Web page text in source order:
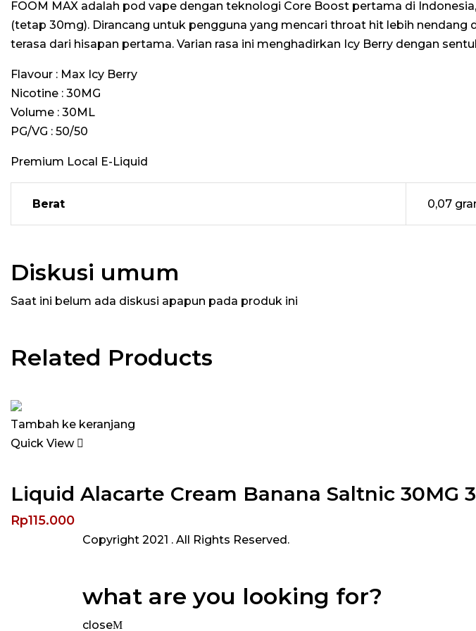
FOOM MAX adalah pod vape dengan teknologi Core Boost pertama di
(tetap 30mg). Dirancang untuk pengguna yang mencari throat hit lebih
terasa dari hisapan pertama. Varian rasa ini menghadirkan Icy Berry dengan
Flavour : Max Icy Berry
Nicotine : 30MG
Volume : 30ML
PG/VG : 50/50
Premium Local E-Liquid
Berat 0,07
Diskusi umum
Saat ini belum ada diskusi apapun pada produk ini
Related Products
Tambah ke keranjang
Quick View
Liquid Alacarte Cream Banana Saltnic 30MG
Rp115.000
Copyright 2021 . All Rights Reserved.
what are you looking for?
close